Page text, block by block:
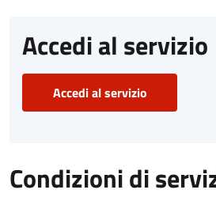
Accedi al servizio
Accedi al servizio
Condizioni di